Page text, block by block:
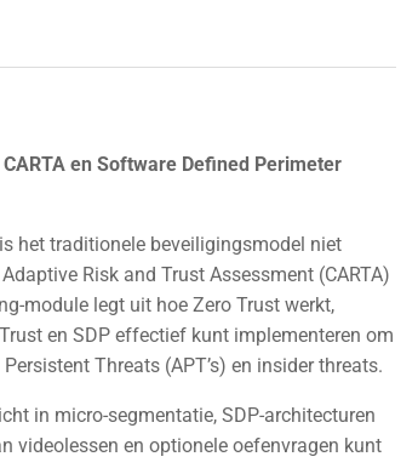
en Software Defined Perimeter
het traditionele beveiligingsmodel niet
Risk and Trust Assessment (CARTA)
module legt uit hoe Zero Trust werkt,
en SDP effectief kunt implementeren om
Threats (APT’s) en insider threats.
in micro-segmentatie, SDP-architecturen
videolessen en optionele oefenvragen kunt